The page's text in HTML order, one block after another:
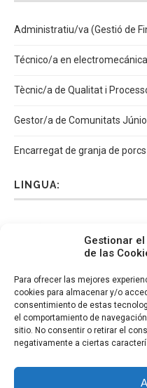
Gestionar
de las
Para ofrecer las mejores
cookies para almacenar y/o
consentimiento de estas
el comportamiento de
sitio. No consentir o retirar el
negativamente a ciertas
Administratiu/va (Gestió de
Técnico/a en electromecánica
Tècnic/a de Qualitat i
Gestor/a de Comunitats
Encarregat de granja de
LINGUA: